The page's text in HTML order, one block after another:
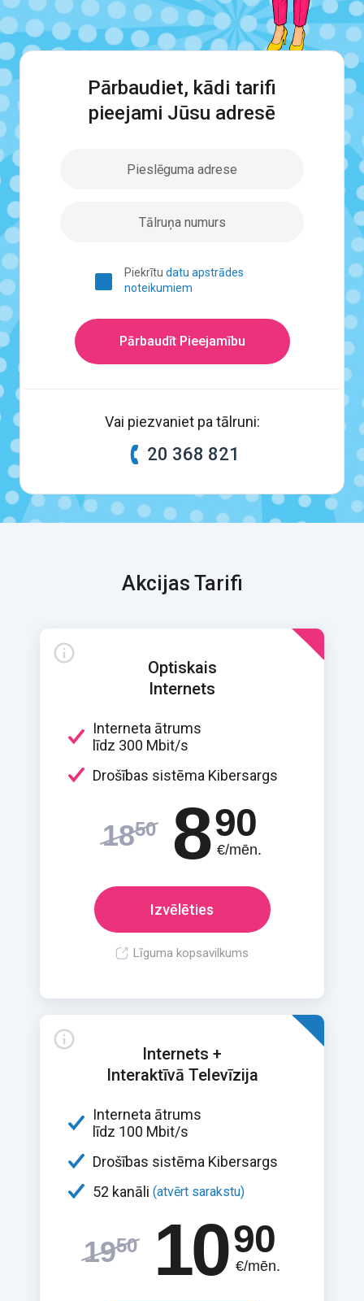
Pārbaudiet, kādi tarifi
pieejami Jūsu adresē
Piekrītu datu apstrādes
noteikumiem
Pārbaudīt Pieejamību
Vai piezvaniet pa tālruni:
20 368 821
Akcijas Tarifi
Optiskais
Internets
Interneta ātrums
līdz 300 Mbit/s
Drošības sistēma Kibersargs
1850 890
€/mēn.
Izvēlēties
Līguma kopsavilkums
Internets +
Interaktīvā Televīzija
Interneta ātrums
līdz 100 Mbit/s
Drošības sistēma Kibersargs
52 kanāli (atvērt sarakstu)
1950 1090
€/mēn.